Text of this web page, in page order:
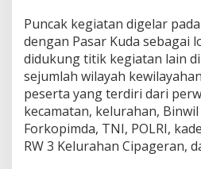
Puncak kegiatan digelar
dengan Pasar Kuda sebagai
didukung titik kegiatan lain
sejumlah wilayah
peserta yang terdiri dari
kecamatan, kelurahan,
Forkopimda, TNI, POLRI,
RW 3 Kelurahan Cipageran,